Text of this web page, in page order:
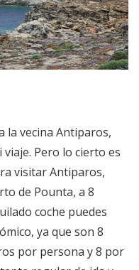
la vecina Antiparos,
Pero lo cierto es
visitar Antiparos,
de Pounta, a 8
coche puedes
ya que son 8
por persona y 8 por